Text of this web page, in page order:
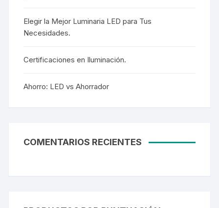
Elegir la Mejor Luminaria LED para Tus
Necesidades.
Certificaciones en Iluminación.
Ahorro: LED vs Ahorrador
COMENTARIOS RECIENTES